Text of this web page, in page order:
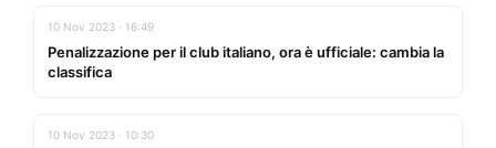
10 Nov 2023 · 16:49
Penalizzazione per il club italiano, ora è ufficiale: cambia la
classifica
10 Nov 2023 · 10:30